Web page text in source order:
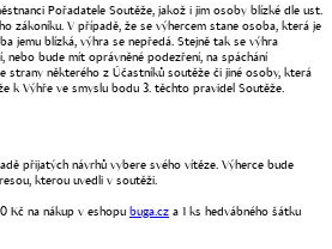
Pořadatele Soutěže, jakož i jim osoby blízké dle ust.
zákoníku. V případě, že se výhercem stane osoba, která je
jemu blízká, výhra se nepředá. Stejně tak se výhra
bude mít oprávněné podezření, na spáchání
strany některého z Účastníků soutěže či jiné osoby, která
k Výhře ve smyslu bodu 3. těchto pravidel Soutěže.
přijatých návrhů vybere svého vítěze. Výherce bude
kterou uvedli v soutěži.
Kč na nákup v eshopu buga.cz a 1 ks hedvábného šátku